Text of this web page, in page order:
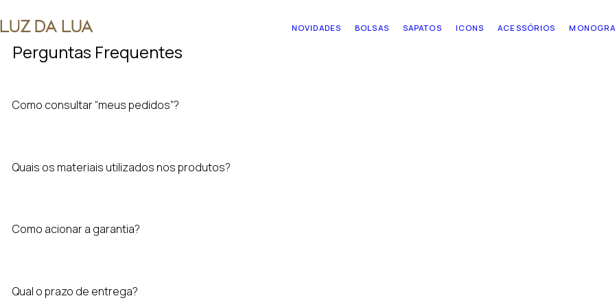
NOVIDADES BOLSAS SAPATOS ICONS ACESSÓRIOS
Perguntas Frequentes
Como consultar “meus pedidos”?
Quais os materiais utilizados nos produtos?
Como acionar a garantia?
Qual o prazo de entrega?